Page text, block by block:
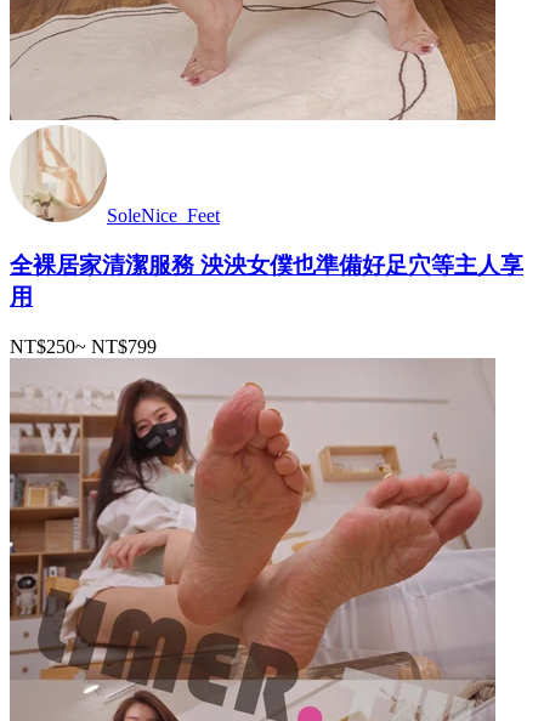
SoleNice_Feet
全裸居家清潔服務 泱泱女僕也準備好足穴等主人享
用
NT$250~ NT$799